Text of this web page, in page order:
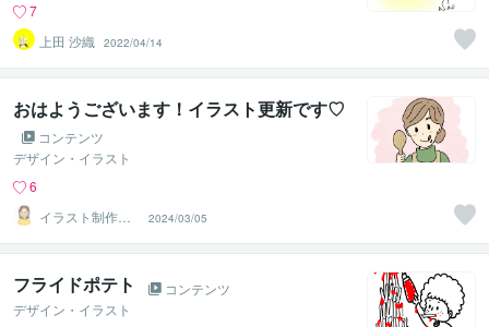
7
上田 沙織
2022/04/14
おはようございます！イラスト更新です♡
コンテンツ
デザイン・イラスト
6
イラスト制作所
はれ
2024/03/05
フライドポテト
コンテンツ
デザイン・イラスト